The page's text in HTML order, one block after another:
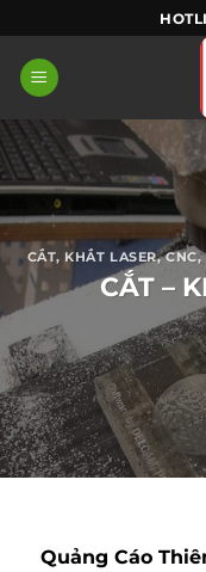
content
CẮT, KHẮT LASER, CNC,
CẮT –
Quảng Cáo